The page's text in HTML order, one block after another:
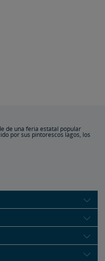
de una feria estatal popular
por sus pintorescos lagos, los